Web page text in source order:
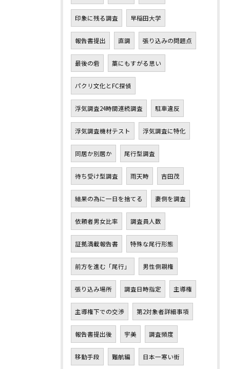
印象に残る調査 早稲田大学
報告書提出 直調 張り込みの問題点
最後の砦 藁にもすがる思い
パクリ文化とFC探偵
浮気調査24時間連続調査 駐車違反
浮気調査機材テスト 浮気調査に特化
同居か別居か 尾行型調査
待ち受け型調査 雨天時 吉田茂
結果の為に一日を捨てる 妻側を調査
依頼者男女比率 調査員人数
証拠満載報告書 特殊な尾行形態
前方を進む「尾行」 男性側親権
張り込み場所 調査日時指定 主導権
主導権下での交渉 第2対象者詳細事項
報告書提出後 宇美 調査頻度
移動手段 難航編 日本一寒い街